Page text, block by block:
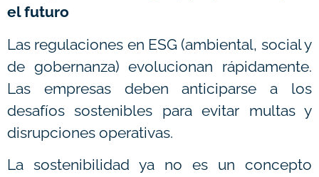
el futuro
Las regulaciones en ESG (ambiental, social y
de gobernanza) evolucionan rápidamente.
Las empresas deben anticiparse a los
desafíos sostenibles para evitar multas y
disrupciones operativas.
La sostenibilidad ya no es un concepto